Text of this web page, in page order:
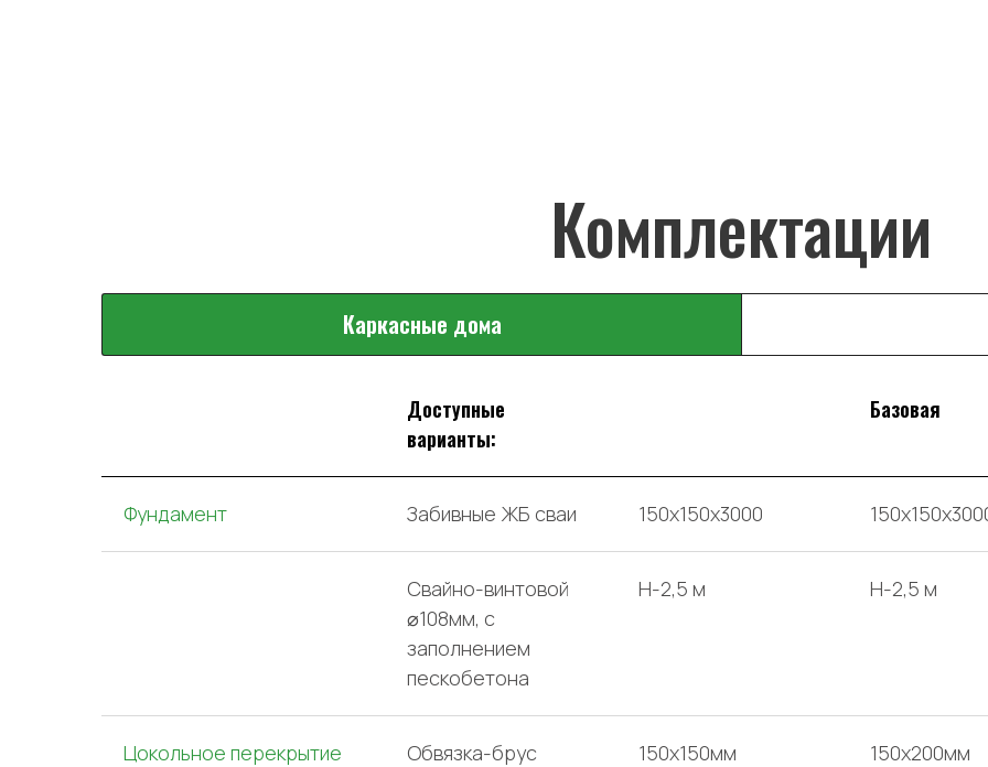
Каркасные дома
Доступные
варианты:
Базовая
Фундамент Забивные ЖБ сваи 150х150х3000
Свайно-винтовой
⌀108мм, с
заполнением
пескобетона
H-2,5 м H-2,5 м
Цокольное перекрытие Обвязка-брус 150x150мм 150x200мм